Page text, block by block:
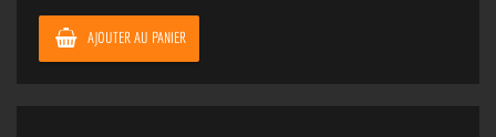
AJOUTER AU PANIER